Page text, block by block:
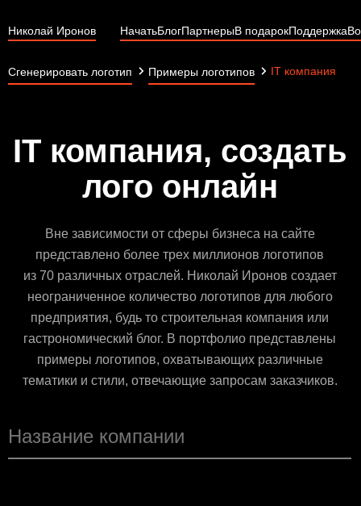
Николай Иронов НачатьБлогПартнерыВ подарокПоддержка
Сгенерировать логотип Примеры логотипов IT компания
IT компания, создать
лого онлайн
Вне зависимости от сферы бизнеса на сайте
представлено более трех миллионов логотипов
из 70 различных отраслей. Николай Иронов создает
неограниченное количество логотипов для любого
предприятия, будь то строительная компания или
гастрономический блог. В портфолио представлены
примеры логотипов, охватывающих различные
тематики и стили, отвечающие запросам заказчиков.